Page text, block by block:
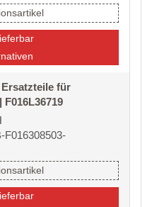
für
F016308503-